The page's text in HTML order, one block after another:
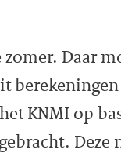
Daar
KNMI op
Deze